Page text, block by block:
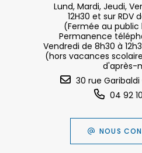
Lund, Mardi, Jeudi,
12H30 et sur RDV
(Fermée au public
Permanence
Vendredi de 8h30 à
(hors vacances
d'après-
30 rue Garibaldi
04 92
NOUS